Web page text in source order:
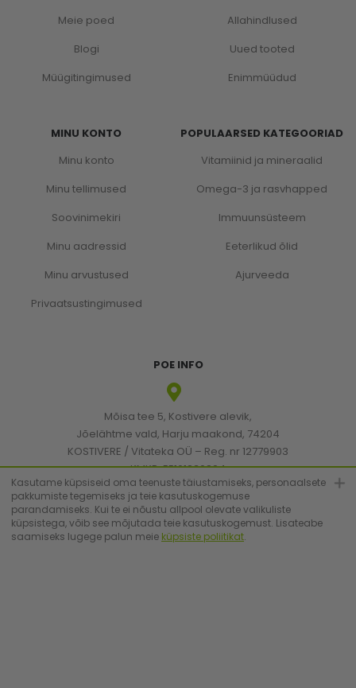
Meie poed
Blogi
Müügitingimused
MINU KONTO
Minu konto
Minu tellimused
Soovinimekiri
Minu aadressid
Minu arvustused
Privaatsustingimused
Allahindlused
Uued tooted
Enimmüüdud
POPULAARSED KATEGOORIAD
Vitamiinid ja mineraalid
Omega-3 ja rasvhapped
Immuunsüsteem
Eeterlikud õlid
Ajurveeda
POE INFO
Mõisa tee 5, Kostivere alevik,
Jõelähtme vald, Harju maakond, 74204
KOSTIVERE / Vitateka OÜ – Reg. nr 12779903
KMKR: EE101830894
[email protected]
Kasutame küpsiseid oma teenuste täiustamiseks, personaalsete
pakkumiste tegemiseks ja teie kasutuskogemuse
parandamiseks. Kui te ei nõustu allpool olevate valikuliste
küpsistega, võib see mõjutada teie kasutuskogemust. Lisateabe
saamiseks lugege palun meie küpsiste poliitikat.